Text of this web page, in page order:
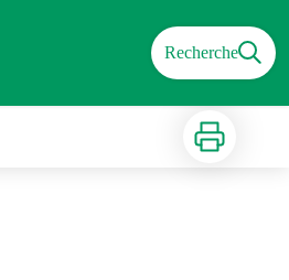
Recherche
Imprimer